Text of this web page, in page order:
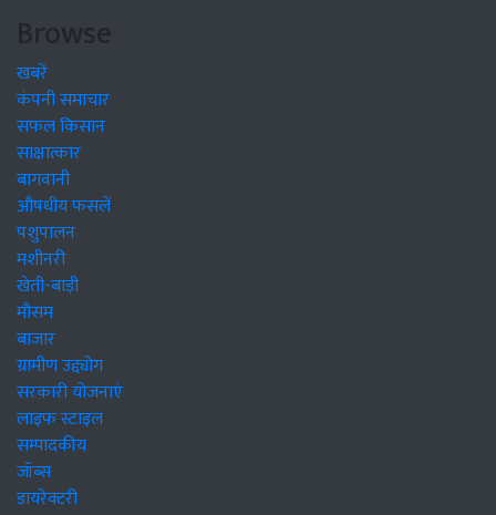
Browse
खबरें
कंपनी समाचार
सफल किसान
साक्षात्कार
बागवानी
औषधीय फसलें
पशुपालन
मशीनरी
खेती-बाड़ी
मौसम
बाजार
ग्रामीण उद्द्योग
सरकारी योजनाएं
लाइफ स्टाइल
सम्पादकीय
जॉब्स
डायरेक्टरी